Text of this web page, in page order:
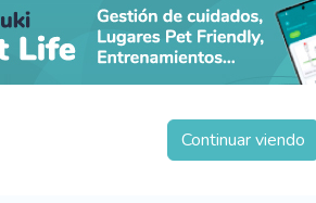
Continuar viendo